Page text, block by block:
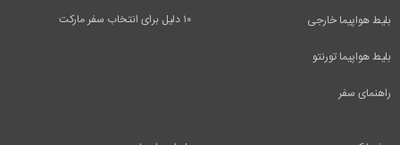
۱۰ دلیل برای انتخاب سفر مارکت بلیط هواپیما خارجی
بلیط هواپیما تورنتو
راهنمای سفر